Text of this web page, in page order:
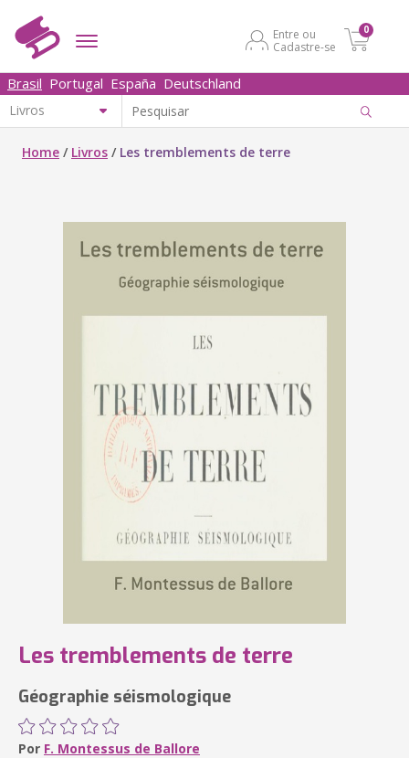
Entre ou
Cadastre-se
0
Brasil Portugal España Deutschland
Home / Livros / Les tremblements de terre
Les tremblements de terre
Géographie séismologique
Por F. Montessus de Ballore